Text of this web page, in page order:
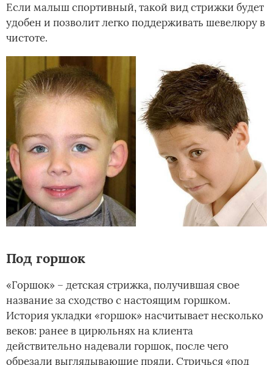
Если малыш спортивный, такой вид стрижки будет
удобен и позволит легко поддерживать шевелюру в
чистоте.
Под горшок
«Горшок» – детская стрижка, получившая свое
название за сходство с настоящим горшком.
История укладки «горшок» насчитывает несколько
веков: ранее в цирюльнях на клиента
действительно надевали горшок, после чего
обрезали выглядывающие пряди. Стричься «под